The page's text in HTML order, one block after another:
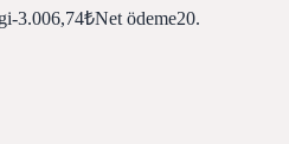
3.006,74₺Net ödeme20.